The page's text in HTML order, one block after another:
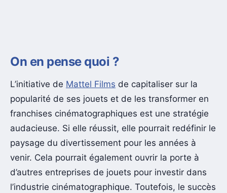
On en pense quoi ?
L’initiative de Mattel Films de capitaliser sur la
popularité de ses jouets et de les transformer en
franchises cinématographiques est une stratégie
audacieuse. Si elle réussit, elle pourrait redéfinir le
paysage du divertissement pour les années à
venir. Cela pourrait également ouvrir la porte à
d’autres entreprises de jouets pour investir dans
l’industrie cinématographique. Toutefois, le succès